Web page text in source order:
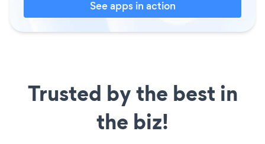
See apps in action
Trusted by the best in
the biz!